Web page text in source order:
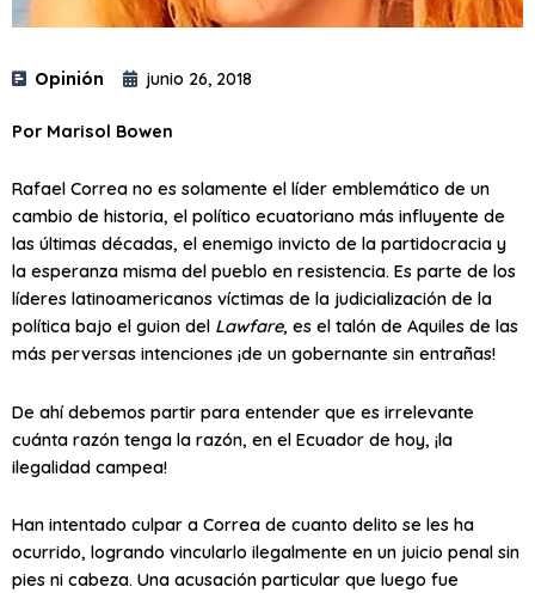
Opinión junio 26, 2018
Por Marisol Bowen
Rafael Correa no es solamente el líder emblemático de un
cambio de historia, el político ecuatoriano más influyente de
las últimas décadas, el enemigo invicto de la partidocracia y
la esperanza misma del pueblo en resistencia. Es parte de los
líderes latinoamericanos víctimas de la judicialización de la
política bajo el guion del Lawfare, es el talón de Aquiles de las
más perversas intenciones ¡de un gobernante sin entrañas!
De ahí debemos partir para entender que es irrelevante
cuánta razón tenga la razón, en el Ecuador de hoy, ¡la
ilegalidad campea!
Han intentado culpar a Correa de cuanto delito se les ha
ocurrido, logrando vincularlo ilegalmente en un juicio penal sin
pies ni cabeza. Una acusación particular que luego fue